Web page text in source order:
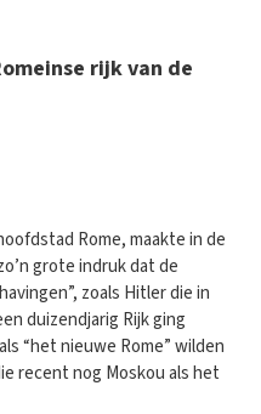
rijk van de
Rome, maakte in de
grote indruk dat de
zoals Hitler die in
duizendjarig Rijk ging
“het nieuwe Rome” wilden
recent nog Moskou als het